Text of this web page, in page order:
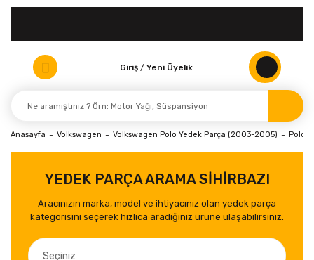
Giriş / Yeni Üyelik
Anasayfa Volkswagen Volkswagen Polo Yedek Parça (2003-2005) Polo
YEDEK PARÇA ARAMA SİHİRBAZI
Aracınızın marka, model ve ihtiyacınız olan yedek parça
kategorisini seçerek hızlıca aradığınız ürüne ulaşabilirsiniz.